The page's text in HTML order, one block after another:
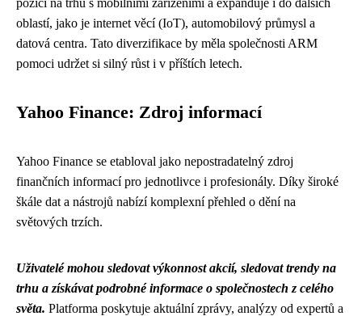
pozici na trhu s mobilními zařízeními a expanduje i do dalších
oblastí, jako je internet věcí (IoT), automobilový průmysl a
datová centra. Tato diverzifikace by měla společnosti ARM
pomoci udržet si silný růst i v příštích letech.
Yahoo Finance: Zdroj informací
Yahoo Finance se etabloval jako nepostradatelný zdroj
finančních informací pro jednotlivce i profesionály. Díky široké
škále dat a nástrojů nabízí komplexní přehled o dění na
světových trzích.
Uživatelé mohou sledovat výkonnost akcií, sledovat trendy na
trhu a získávat podrobné informace o společnostech z celého
světa. Platforma poskytuje aktuální zprávy, analýzy od expertů a